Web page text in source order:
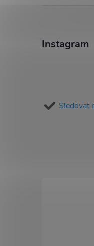
Instagram
Sledovat